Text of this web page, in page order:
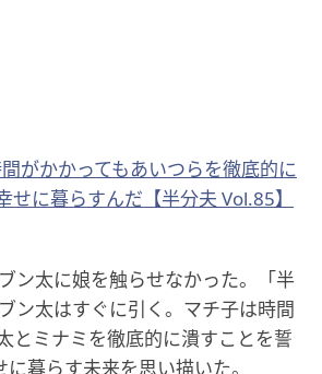
がかかってもあいつらを徹底的に
せに暮らすんだ【半分夫 Vol.85】
ン太に娘を触らせなかった。「半
ン太はすぐに引く。マチ子は時間
とミナミを徹底的に潰すことを誓
暮らす未来を思い描いた。